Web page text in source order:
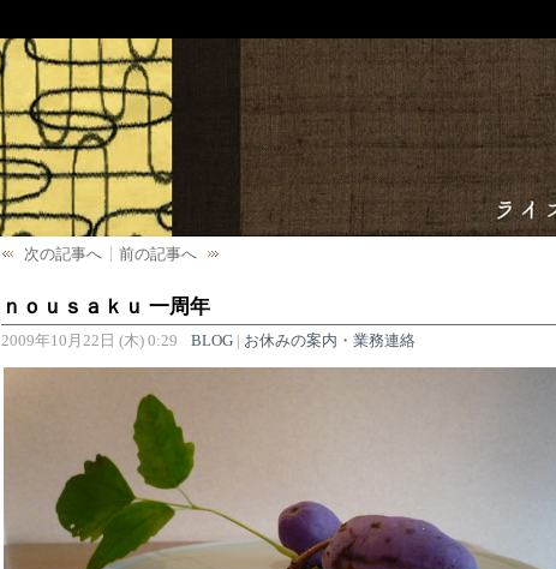
次の記事へ 前の記事へ
ｎｏｕｓａｋｕ 一周年
2009年10月22日 (木) 0:29 BLOG| お休みの案内・業務連絡